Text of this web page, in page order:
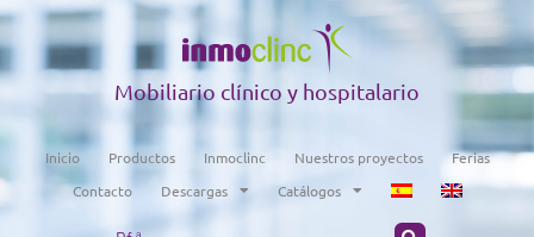
Mobiliario clínico y hospitalario
Inicio Productos Inmoclinc Nuestros proyectos
Ferias
Contacto
Descargas Catálogos